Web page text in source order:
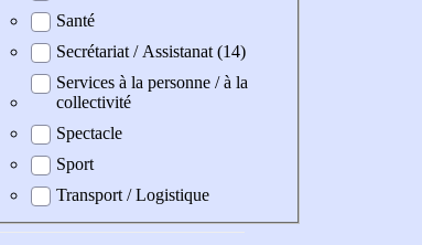
Santé
Secrétariat / Assistanat (14)
Services à la personne / à la
collectivité
Spectacle
Sport
Transport / Logistique